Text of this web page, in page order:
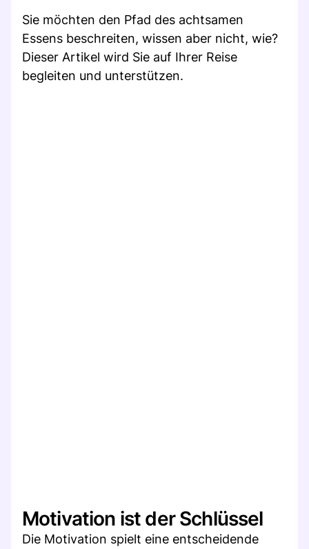
Sie möchten den Pfad des achtsamen
Essens beschreiten, wissen aber nicht, wie?
Dieser Artikel wird Sie auf Ihrer Reise
begleiten und unterstützen.
Motivation ist der Schlüssel
Die Motivation spielt eine entscheidende